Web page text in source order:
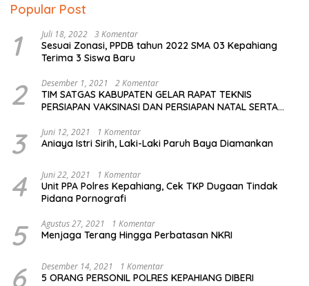
Popular Post
1 Juli 18, 2022 3 Komentar
Sesuai Zonasi, PPDB tahun 2022 SMA 03 Kepahiang
Terima 3 Siswa Baru
2 Desember 1, 2021 2 Komentar
TIM SATGAS KABUPATEN GELAR RAPAT TEKNIS
PERSIAPAN VAKSINASI DAN PERSIAPAN NATAL SERTA
3 Juni 12, 2021 1 Komentar
Aniaya Istri Sirih, Laki-Laki Paruh Baya Diamankan
4 Juni 22, 2021 1 Komentar
Unit PPA Polres Kepahiang, Cek TKP Dugaan Tindak
Pidana Pornografi
5 Agustus 27, 2021 1 Komentar
Menjaga Terang Hingga Perbatasan NKRI
6 Desember 14, 2021 1 Komentar
5 ORANG PERSONIL POLRES KEPAHIANG DIBERI